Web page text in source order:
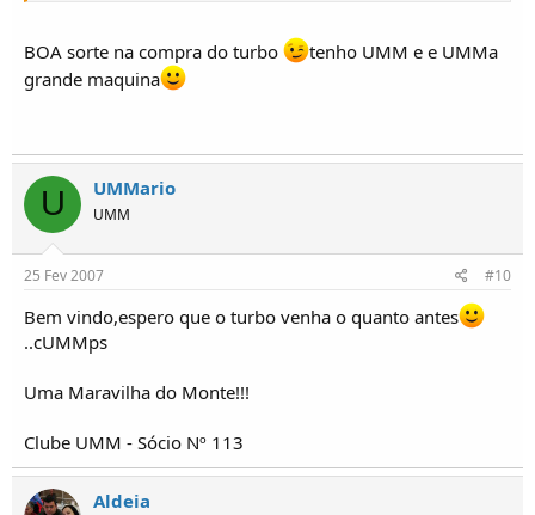
BOA sorte na compra do turbo
tenho UMM e e UMMa
grande maquina
U UMMario
UMM
25 Fev 2007 #10
Bem vindo,espero que o turbo venha o quanto antes
..cUMMps
Uma Maravilha do Monte!!!
Clube UMM - Sócio Nº 113
Aldeia